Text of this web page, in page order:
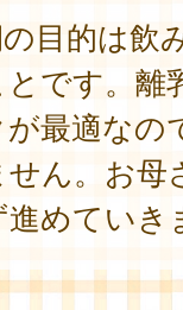
目的は飲
です。離
最適なの
ん。お母
めていき